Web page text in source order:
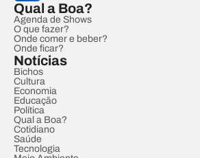
Qual a Boa?
Agenda de Shows
O que fazer?
Onde comer e beber?
Onde ficar?
Notícias
Bichos
Cultura
Economia
Educação
Política
Qual a Boa?
Cotidiano
Saúde
Tecnologia